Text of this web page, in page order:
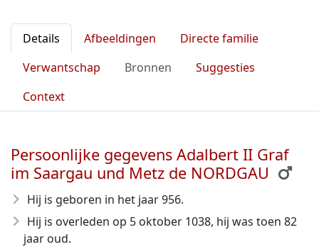
Details Afbeeldingen
Directe familie
Verwantschap
Bronnen
Suggesties
Context
Persoonlijke gegevens Adalbert II Graf
im Saargau und Metz de NORDGAU
Hij is geboren in het jaar 956.
Hij is overleden op 5 oktober 1038, hij was toen 82
jaar oud.